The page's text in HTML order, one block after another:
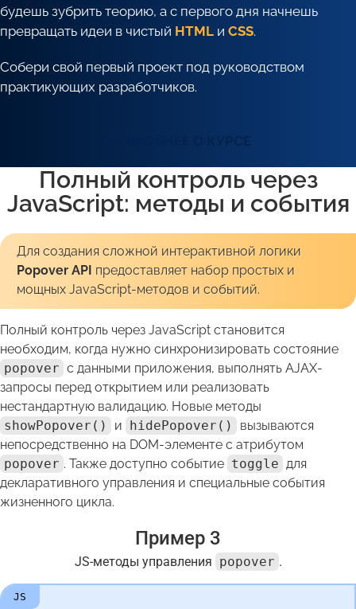
будешь зубрить теорию, а с первого дня начнешь
превращать идеи в чистый HTML и CSS.
Собери свой первый проект под руководством
практикующих разработчиков.
Полный контроль через
JavaScript: методы и события
Для создания сложной интерактивной логики
Popover API предоставляет набор простых и
мощных JavaScript-методов и событий.
Полный контроль через JavaScript становится
необходим, когда нужно синхронизировать состояние
popover с данными приложения, выполнять AJAX-
запросы перед открытием или реализовать
нестандартную валидацию. Новые методы
showPopover()
и hidePopover()
вызываются
непосредственно на DOM-элементе с атрибутом
popover . Также доступно событие toggle для
декларативного управления и специальные события
жизненного цикла.
Пример 3
JS-методы управления popover .